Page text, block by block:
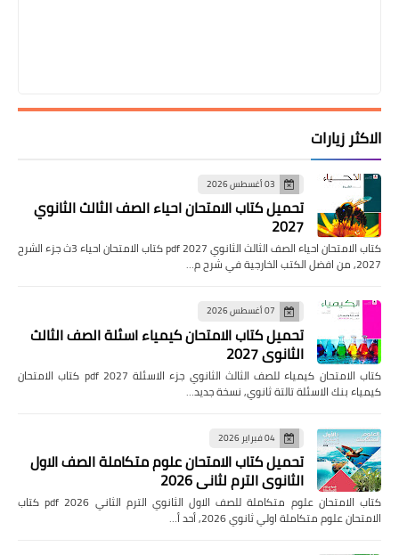
الاكثر زيارات
03 أغسطس 2026
تحميل كتاب الامتحان احياء الصف الثالث الثانوي
2027
كتاب الامتحان احياء الصف الثالث الثانوي pdf 2027 كتاب الامتحان احياء 3ث جزء الشرح
2027, من افضل الكتب الخارجية في شرح م…
07 أغسطس 2026
تحميل كتاب الامتحان كيمياء اسئلة الصف الثالث
الثانوي 2027
كتاب الامتحان كيمياء للصف الثالث الثانوي جزء الاسئلة pdf 2027 كتاب الامتحان
كيمياء بنك الاسئلة تالتة ثانوي, نسخة جديد…
04 فبراير 2026
تحميل كتاب الامتحان علوم متكاملة الصف الاول
الثانوي الترم لثاني 2026
كتاب الامتحان علوم متكاملة للصف الاول الثانوي الترم الثاني pdf 2026 كتاب
الامتحان علوم متكاملة اولي ثانوي 2026, أحد أ…